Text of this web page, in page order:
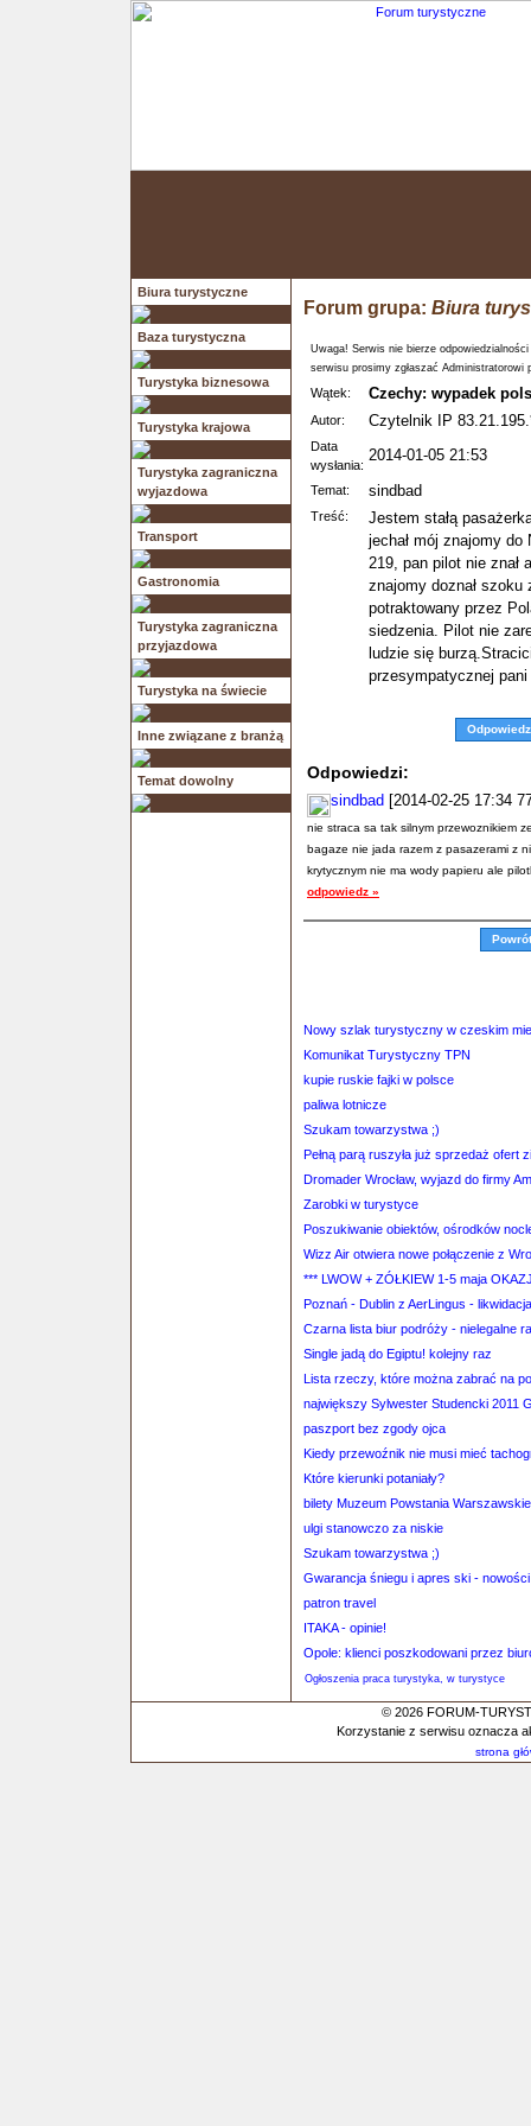
Biura turystyczne
Baza turystyczna
Turystyka biznesowa
Turystyka krajowa
Turystyka zagraniczna
wyjazdowa
Transport
Gastronomia
Turystyka zagraniczna
przyjazdowa
Turystyka na świecie
Inne związane z branżą
Temat dowolny
Forum grupa: Biura
Uwaga! Serwis nie bierze
serwisu prosimy zgłaszać Administratorowi
Wątek: Czechy: wypadek
Autor: Czytelnik IP
Data
wysłania:
2014-01-05 21:53
Temat: sindbad
Treść:
Jestem stałą
jechał mój znajomy do
219, pan pilot nie znał
znajomy doznał szoku
potraktowany przez
siedzenia. Pilot nie
ludzie się
przesympatycznej
Odpowiedz
Odpowiedzi:
sindbad [2014-02-25 17:34
nie straca sa tak silnym przewoznikiem
bagaze nie jada razem z pasazerami z
krytycznym nie ma wody papieru ale
odpowiedz »
Nowy szlak turystyczny w czeskim
Komunikat Turystyczny TPN
kupie ruskie fajki w polsce
paliwa lotnicze
Szukam towarzystwa ;)
Pełną parą ruszyła już sprzedaż ofert
Dromader Wrocław, wyjazd do firmy
Zarobki w turystyce
Poszukiwanie obiektów, ośrodków
Wizz Air otwiera nowe połączenie z
*** LWOW + ZÓŁKIEW 1-5 maja
Poznań - Dublin z AerLingus -
Czarna lista biur podróży - nielegalne
Single jadą do Egiptu! kolejny raz
Lista rzeczy, które można zabrać na
największy Sylwester Studencki 2011
paszport bez zgody ojca
Kiedy przewoźnik nie musi mieć
Które kierunki potaniały?
bilety Muzeum Powstania
ulgi stanowczo za niskie
Szukam towarzystwa ;)
Gwarancja śniegu i apres ski -
patron travel
ITAKA - opinie!
Opole: klienci poszkodowani przez
Ogłoszenia praca turystyka, w turystyce
© 2026 FORUM-
Korzystanie z serwisu oznacza
strona